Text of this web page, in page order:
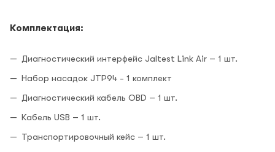
Комплектация:
Диагностический интерфейс Jaltest Link Air – 1 шт.
Набор насадок JTP94 - 1 комплект
Диагностический кабель OBD – 1 шт.
Кабель USB – 1 шт.
Транспортировочный кейс – 1 шт.